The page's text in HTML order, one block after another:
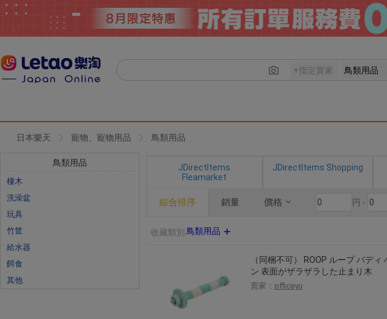
日本樂天 寵物、寵物用品 鳥類用品
鳥類用品
棲木
洗澡盆
玩具
竹筐
給水器
餌食
其他
JDirectItems
Fleamarket
JDirectItems Shopping
綜合排序 銷量 價格 円 -
收藏類別 鳥類用品
（同梱不可） ROOP ループ バデ
ン 表面がザラザラした止まり木
賣家： officeyu